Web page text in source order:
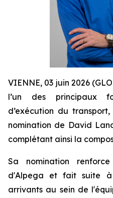
VIENNE, 03 juin 2026
l’un des principaux
d’exécution du
nomination de David
complétant ainsi la
Sa nomination
d'Alpega et fait suite
arrivants au sein de